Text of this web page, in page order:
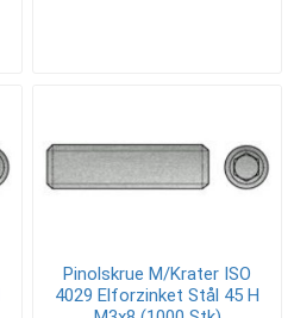
Pinolskrue M/Krater ISO
4029 Elforzinket Stål 45 H